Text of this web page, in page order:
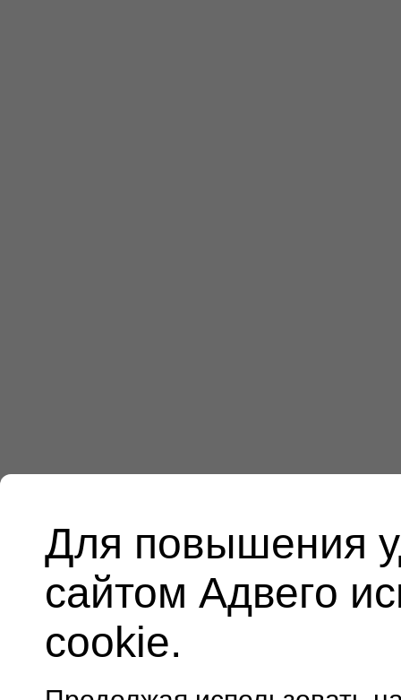
Для повышения
сайтом Адвего
cookie.